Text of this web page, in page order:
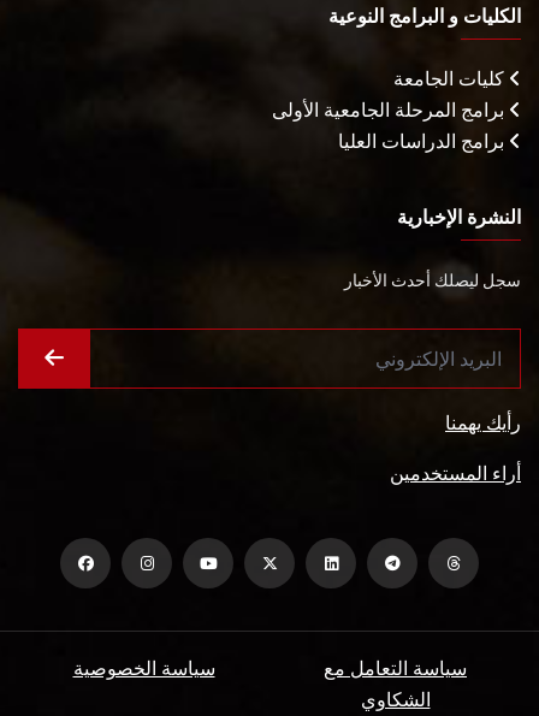
الكليات و البرامج النوعية
كليات الجامعة
برامج المرحلة الجامعية الأولى
برامج الدراسات العليا
النشرة الإخبارية
سجل ليصلك أحدث الأخبار
رأيك يهمنا
أراء المستخدمين
سياسة الخصوصية
سياسة التعامل مع
الشكاوي